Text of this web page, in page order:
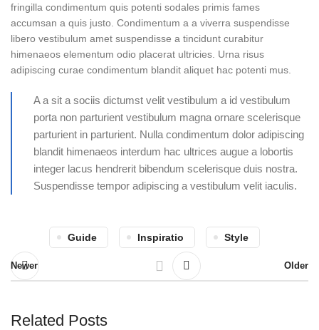
fringilla condimentum quis potenti sodales primis fames
accumsan a quis justo. Condimentum a a viverra suspendisse
libero vestibulum amet suspendisse a tincidunt curabitur
himenaeos elementum odio placerat ultricies. Urna risus
adipiscing curae condimentum blandit aliquet hac potenti mus.
A a sit a sociis dictumst velit vestibulum a id vestibulum
porta non parturient vestibulum magna ornare scelerisque
parturient in parturient. Nulla condimentum dolor adipiscing
blandit himenaeos interdum hac ultrices augue a lobortis
integer lacus hendrerit bibendum scelerisque duis nostra.
Suspendisse tempor adipiscing a vestibulum velit iaculis.
Guide Inspiratio Style
Newer Older
Related Posts